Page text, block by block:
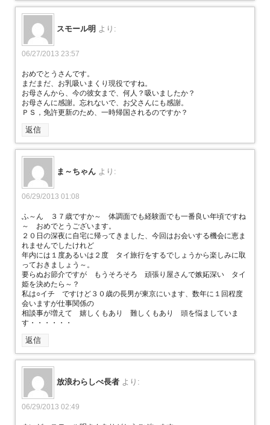
スモール明 より:
06/27/2013 23:57
おめでとうさんです。
まだまだ、お乳吸いまくり現役ですね。
お母さんから、今の彼女まで、何人？吸いましたか？
お母さんに感謝。忘れないで、お父さんにも感謝。
ＰＳ，免許更新のため、一時帰国されるのですか？
返信
ま～ちゃん より:
06/29/2013 01:08
ふ～ん ３７歳ですか～ 体調面でも経験面でも一番良い年頃ですね
～ おめでとうございます。
２０日の深夜に自宅に帰ってきました、今回はお会いする機会に恵ま
れませんでしたけれど
年内には１度あるいは２度 タイ旅行をするでしょうから楽しみに取
っておきましょう～。
要らぬお節介ですが もうそろそろ 頑張り屋さんで嫉妬深い タイ
姫を決めたら～？
私は○イチ ですけど３０歳の長男が東京にいます、数年に１回程度
会いますが仕事関係の
相談事が増えて 嬉しくもあり 難しくもあり 頭を悩ましていま
す・・・・・・
返信
放浪わらしべ長者 より:
06/29/2013 02:49